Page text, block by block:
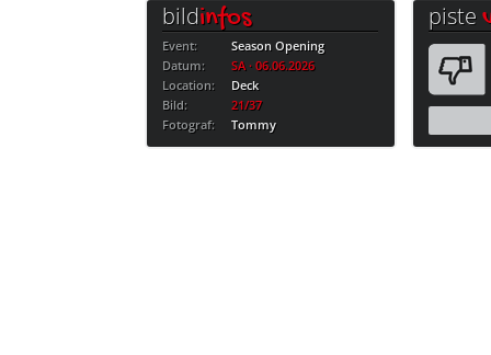
bildinfos
Event:
Season Opening
Datum:
SA · 06.06.2026
Location:
Deck
Bild:
21/37
Fotograf:
Tommy
piste